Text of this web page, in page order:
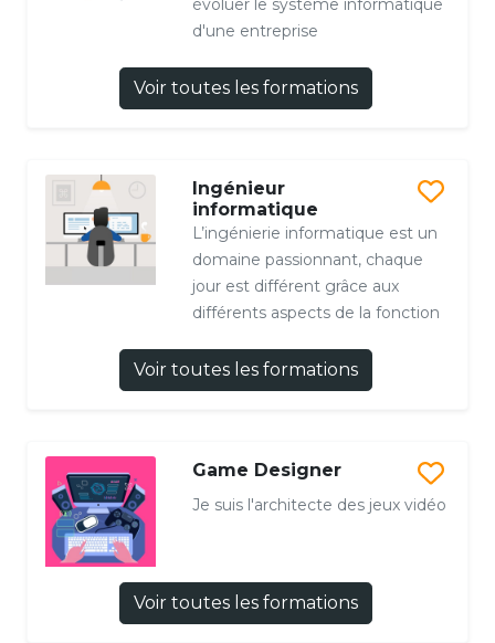
évoluer le système informatique
d'une entreprise
Voir toutes les formations
Ingénieur
informatique
L’ingénierie informatique est un
domaine passionnant, chaque
jour est différent grâce aux
différents aspects de la fonction
Voir toutes les formations
Game Designer
Je suis l'architecte des jeux vidéo
Voir toutes les formations